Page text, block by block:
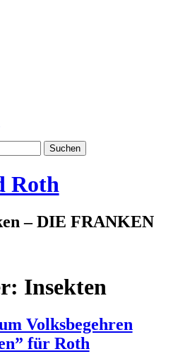
Roth
– DIE FRANKEN
Insekten
Volksbegehren
für Roth